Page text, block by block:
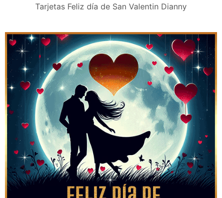
Tarjetas Feliz día de San Valentin Dianny